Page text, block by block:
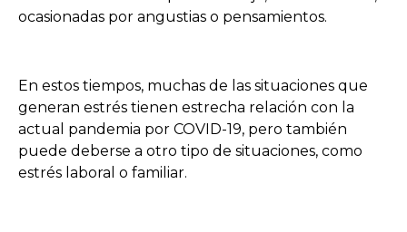
ocasionadas por angustias o pensamientos.
En estos tiempos, muchas de las situaciones que
generan estrés tienen estrecha relación con la
actual pandemia por COVID-19, pero también
puede deberse a otro tipo de situaciones, como
estrés laboral o familiar.